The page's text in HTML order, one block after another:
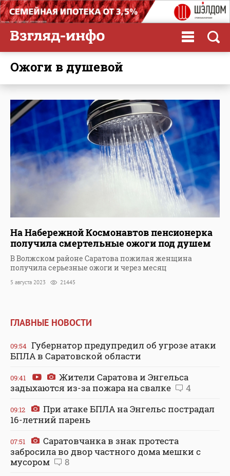
ожоги в душевой
На Набережной Космонавтов пенсионерка
получила смертельные ожоги под душем
В Волжском районе Саратова пожилая женщина
получила серьезные ожоги и через месяц
5 августа 2023 21445
ГЛАВНЫЕ НОВОСТИ
09:54 Губернатор предупредил об угрозе атаки
БПЛА в Саратовской области
09:41
Жители Саратова и Энгельса
задыхаются из-за пожара на свалке
4
09:12
При атаке БПЛА на Энгельс пострадал
16-летний парень
07:51
Саратовчанка в знак протеста
забросила во двор частного дома мешки с
мусором
8